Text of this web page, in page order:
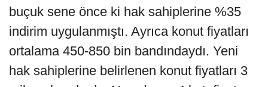
buçuk sene önce ki hak sahiplerine %35
indirim uygulanmıştı. Ayrıca konut fiyatları
ortalama 450-850 bin bandındaydı. Yeni
hak sahiplerine belirlenen konut fiyatları 3